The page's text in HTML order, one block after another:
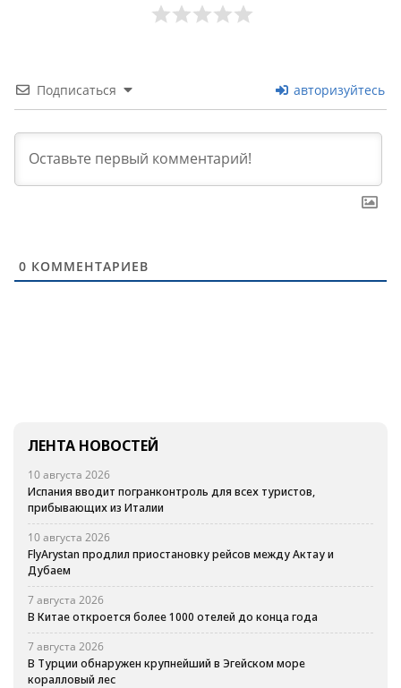
Подписаться авторизуйтесь
0 КОММЕНТАРИЕВ
ЛЕНТА НОВОСТЕЙ
10 августа 2026
Испания вводит погранконтроль для всех туристов,
прибывающих из Италии
10 августа 2026
FlyArystan продлил приостановку рейсов между Актау и
Дубаем
7 августа 2026
В Китае откроется более 1000 отелей до конца года
7 августа 2026
В Турции обнаружен крупнейший в Эгейском море
коралловый лес